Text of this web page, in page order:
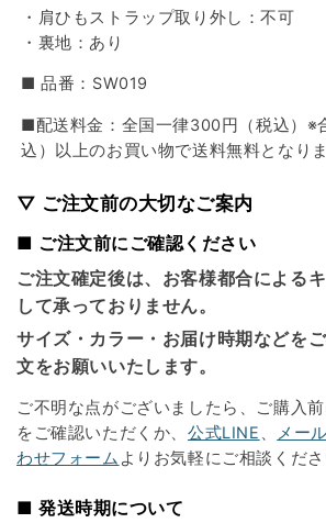
・肩ひもストラップ取り外し：不可
・裏地：あり
■ 品番：SW019
■配送料金：全国一律300円（税込）※
込）以上のお買い物で送料無料となりま
▽ ご注文前の大切なご案内
■ ご注文前にご確認ください
ご注文確定後は、お客様都合による
して承っておりません。
サイズ・カラー・お届け時期などを
文をお願いいたします。
ご不明な点がございましたら、ご購入
をご確認いただくか、 公式LINE 、 メール
わせフォーム よりお気軽にご相談くださ
■ 発送時期について